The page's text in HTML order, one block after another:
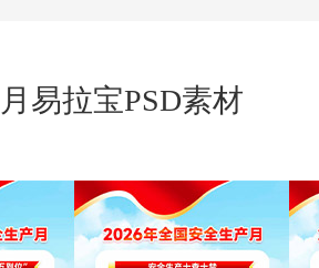
易拉宝PSD素材